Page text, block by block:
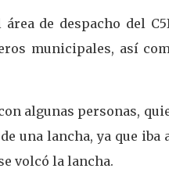
área de despacho del
municipales, así
algunas personas,
una lancha, ya que
volcó la lancha.